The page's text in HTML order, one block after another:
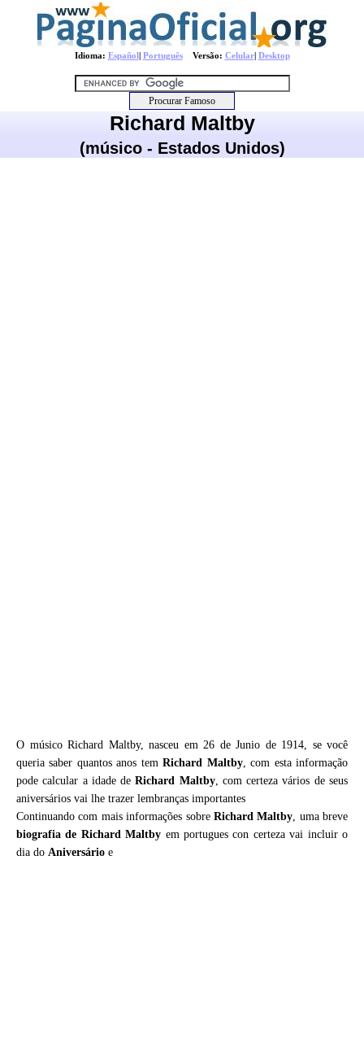
Idioma: Español| PortuguêsVersão: Celular| Desktop
Richard Maltby
(músico - Estados Unidos)
O músico Richard Maltby, nasceu em 26 de Junio de 1914, se você
queria saber quantos anos temRichard Maltby, com esta informação
pode calcular a idade deRichard Maltby, com certeza vários de seus
aniversários vai lhe trazer lembranças importantes
Continuando com mais informações sobre Richard Maltby, uma breve
biografia de Richard Maltby em portugues con certeza vai incluir o
dia do Aniversário e